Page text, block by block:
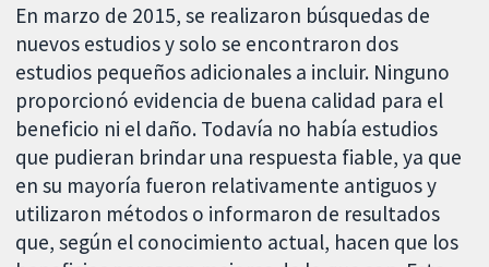
En marzo de 2015, se realizaron búsquedas de
nuevos estudios y solo se encontraron dos
estudios pequeños adicionales a incluir. Ninguno
proporcionó evidencia de buena calidad para el
beneficio ni el daño. Todavía no había estudios
que pudieran brindar una respuesta fiable, ya que
en su mayoría fueron relativamente antiguos y
utilizaron métodos o informaron de resultados
que, según el conocimiento actual, hacen que los